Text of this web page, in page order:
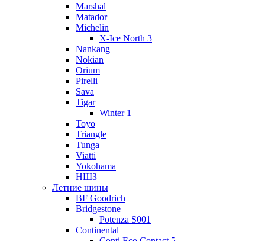
Marshal
Matador
Michelin
X-Ice North 3
Nankang
Nokian
Orium
Pirelli
Sava
Tigar
Winter 1
Toyo
Triangle
Tunga
Viatti
Yokohama
НШЗ
Летние шины
BF Goodrich
Bridgestone
Potenza S001
Continental